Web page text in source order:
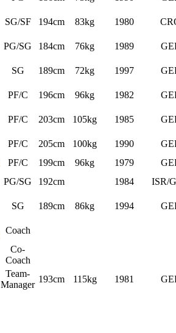
SG/SF 194cm 83kg 1980
PG/SG 184cm 76kg 1989
SG 189cm 72kg 1997
PF/C 196cm 96kg 1982
PF/C 203cm 105kg 1985
PF/C 205cm 100kg 1990
PF/C 199cm 96kg 1979
PG/SG 192cm 1984 ISR/
SG 189cm 86kg 1994
Coach
Co-
Coach
Team-
Manager
193cm 115kg 1981